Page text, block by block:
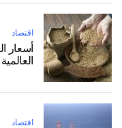
اقتصاد
أسعار
العالمية
اقتصاد